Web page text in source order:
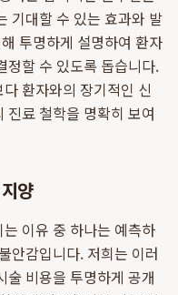
기대할 수 있는 효과와 발
투명하게 설명하여 환자
정할 수 있도록 돕습니다.
환자와의 장기적인 신
진료 철학을 명확히 보여
양
이유 중 하나는 예측하
안감입니다. 저희는 이러
술 비용을 투명하게 공개